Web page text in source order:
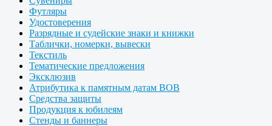
Футляры
Удостоверения
Разрядные и судейские знаки и книжки
Таблички, номерки, вывески
Текстиль
Тематические предложения
Эксклюзив
Атрибутика к памятным датам ВОВ
Средства защиты
Продукция к юбилеям
Стенды и баннеры